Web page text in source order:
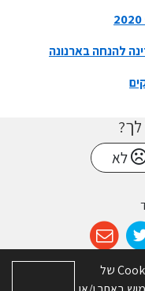
להנחה בארנונה
לא
לידיעתך, באתר זה נעשה שימוש בקבצי Cookies של